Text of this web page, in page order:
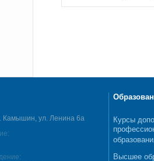
Камышин, ул. Ленина 6а
Курсы
Высшее